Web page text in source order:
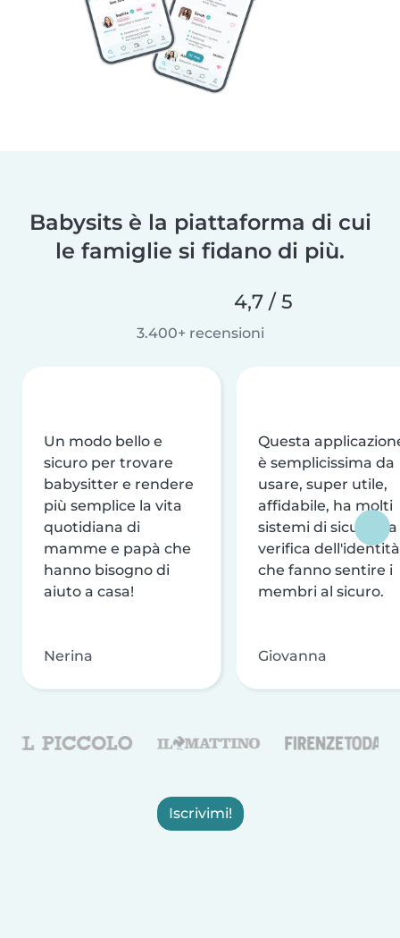
Babysits è la piattaforma di cui
le famiglie si fidano di più.
4,7 / 5
3.400+ recensioni
Un modo bello e
sicuro per trovare
babysitter e rendere
più semplice la vita
quotidiana di
mamme e papà che
hanno bisogno di
aiuto a casa!
Nerina
Questa
è semplicissima da
usare, super utile,
affidabile, ha molti
sistemi di sicurezza
verifica dell'identità
che fanno sentire i
membri al sicuro.
Giovanna
Iscrivimi!